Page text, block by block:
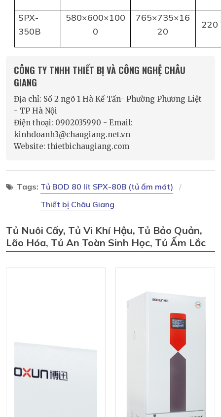
SPX-
350B
580×600×100
0
765×735×16
20
220
CÔNG TY TNHH THIẾT BỊ VÀ CÔNG NGHỆ CHÂU
GIANG
Địa chỉ: Số 2 ngõ 1 Hà Kế Tấn- Phường Phương Liệt
- TP Hà Nội
Điện thoại: 0902035990 - Email:
kinhdoanh3@chaugiang.net.vn
Website: thietbichaugiang.com
Tags: Tủ BOD 80 lít SPX-80B (tủ ấm mát)
Thiết bị Châu Giang
Tủ Nuôi Cấy, Tủ Vi Khí Hậu, Tủ Bảo Quản,
Lão Hóa, Tủ An Toàn Sinh Học, Tủ Ấm Lắc